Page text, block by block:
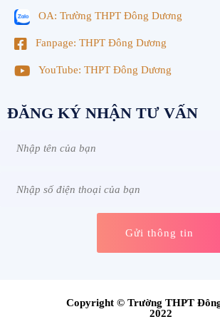
OA: Trường THPT Đông Dương
Fanpage: THPT Đông Dương
YouTube: THPT Đông Dương
ĐĂNG KÝ NHẬN TƯ VẤN
Copyright © Trường THPT
2022